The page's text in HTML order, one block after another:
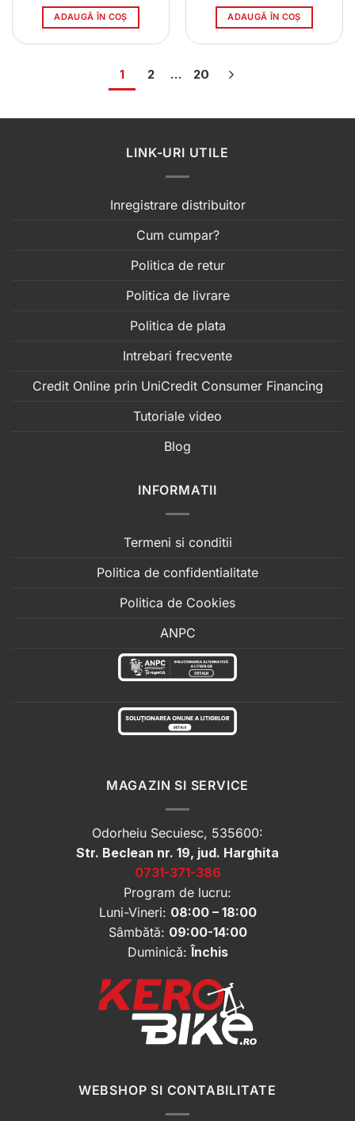
a
fost:
152.00 lei.
ADAUGĂ ÎN COȘ
a
fost:
356.00 lei.
ADAUGĂ ÎN COȘ
1 2 … 20
LINK-URI UTILE
Inregistrare distribuitor
Cum cumpar?
Politica de retur
Politica de livrare
Politica de plata
Intrebari frecvente
Credit Online prin UniCredit Consumer Financing
Tutoriale video
Blog
INFORMATII
Termeni si conditii
Politica de confidentialitate
Politica de Cookies
ANPC
MAGAZIN SI SERVICE
Odorheiu Secuiesc, 535600:
Str. Beclean nr. 19, jud. Harghita
0731-371-386
Program de lucru:
Luni-Vineri: 08:00 – 18:00
Sâmbătă: 09:00-14:00
Duminică: Închis
WEBSHOP SI CONTABILITATE